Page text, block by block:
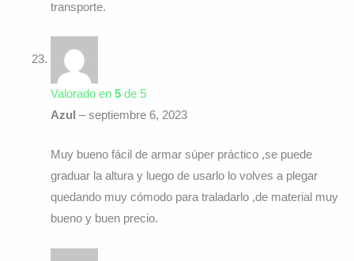
transporte.
Valorado en 5de 5
Azul – septiembre 6, 2023
Muy bueno fácil de armar súper práctico ,se puede
graduar la altura y luego de usarlo lo volves a plegar
quedando muy cómodo para traladarlo ,de material muy
bueno y buen precio.